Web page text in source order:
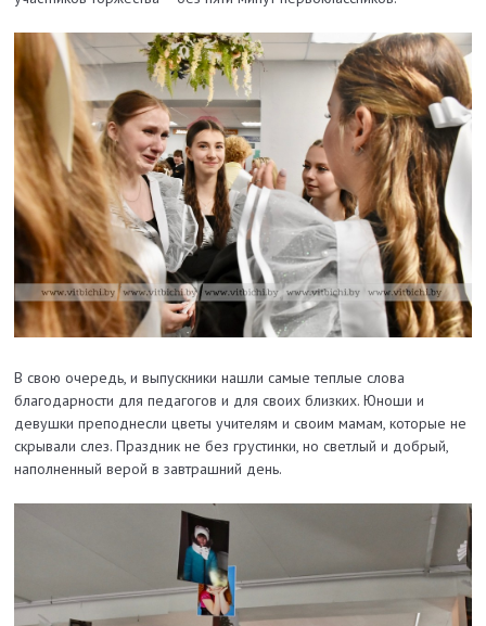
В свою очередь, и выпускники нашли самые теплые слова
благодарности для педагогов и для своих близких. Юноши и
девушки преподнесли цветы учителям и своим мамам, которые не
скрывали слез. Праздник не без грустинки, но светлый и добрый,
наполненный верой в завтрашний день.